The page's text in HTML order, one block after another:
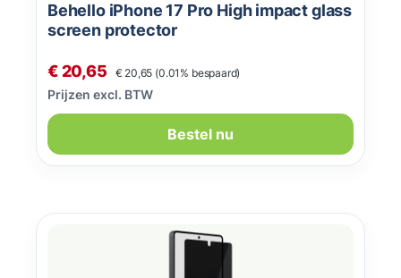
Behello iPhone 17 Pro High impact glass
screen protector
Verkoopprijs:
€ 20,65 Normale prijs:
€ 20,65 (0.01% bespaard)
Prijzen excl. BTW
Bestel nu